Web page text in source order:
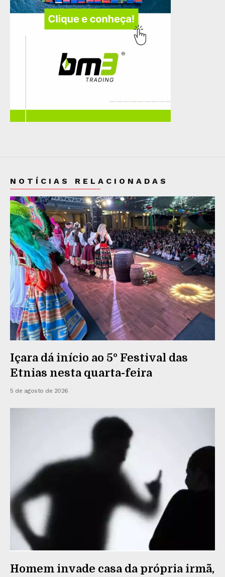
NOTÍCIAS RELACIONADAS
Içara dá início ao 5º Festival das
Etnias nesta quarta-feira
5 de agosto de 2026
Homem invade casa da própria irmã,